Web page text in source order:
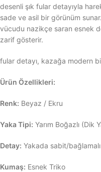
desenli şık fular detayıyla
sade ve asil bir görünüm
vücudu nazikçe saran esnek
zarif gösterir.
fular detayı, kazağa modern
Ürün Özellikleri:
Renk: Beyaz / Ekru
Yaka Tipi: Yarım Boğazlı (Dik
Detay: Yakada sabit/
Kumaş: Esnek Triko